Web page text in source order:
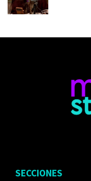
SECCIONES